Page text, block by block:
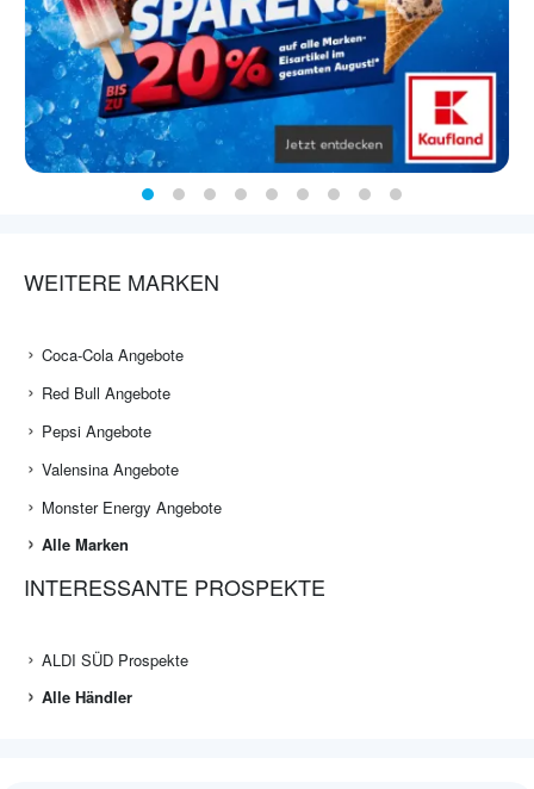
WEITERE MARKEN
Coca-Cola Angebote
Red Bull Angebote
Pepsi Angebote
Valensina Angebote
Monster Energy Angebote
Alle Marken
INTERESSANTE PROSPEKTE
ALDI SÜD Prospekte
Alle Händler